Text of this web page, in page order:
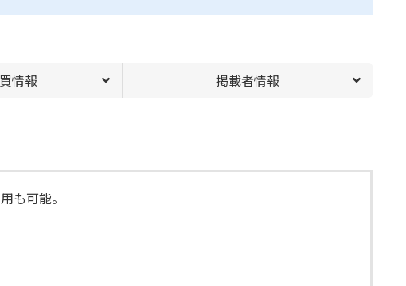
情報 掲載者情報
も可能。